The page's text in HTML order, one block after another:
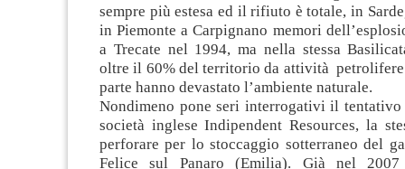
sempre più estesa ed il rifiuto è totale, in
in Piemonte a Carpignano memori
a Trecate nel 1994, ma nella stessa
oltre il 60% del territorio da attività
parte hanno devastato l’ambiente naturale.
Nondimeno pone seri interrogativi il
società inglese Indipendent Resources, la
perforare per lo stoccaggio sotterraneo del
Felice sul Panaro (Emilia). Già nel